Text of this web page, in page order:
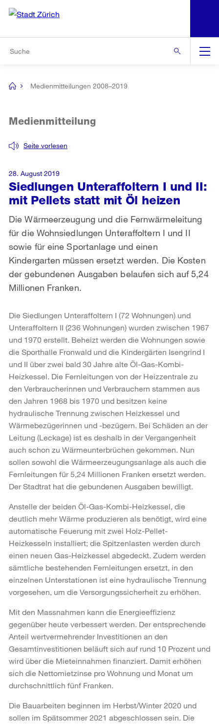
Navigation
[no
Medienmitteilungen 2008–2019
Siedlungen Unteraffoltern I und II:
mit Pellets statt mit Öl heizen
Seite vorlesen
Medienmitteilung
Die Wärmeerzeugung und die Fernwärmeleitung
für die Wohnsiedlungen Unteraffoltern I und II
sowie für eine Sportanlage und einen
Kindergarten müssen ersetzt werden. Die Kosten
der gebundenen Ausgaben belaufen sich auf 5,24
Millionen Franken.
28. August 2019
Die Siedlungen Unteraffoltern I (72 Wohnungen) und
Unteraffoltern II (236 Wohnungen) wurden zwischen 1967
und 1970 erstellt. Beheizt werden die Wohnungen sowie
die Sporthalle Fronwald und die Kindergärten Isengrind I
und II über zwei bald 30 Jahre alte Öl-Gas-Kombi-
Heizkessel. Die Fernleitungen von der Heizzentrale zu
den Verbraucherinnen und Verbrauchern stammen aus
den Jahren 1968 bis 1970 und besitzen keine
hydraulische Trennung zwischen Heizkessel und
Wärmebezügerinnen und -bezügern. Bei Schäden an der
Leitung (Leckage) ist es deshalb in der Vergangenheit
auch schon zu Wärmeunterbrüchen gekommen. Nun
sollen sowohl die Wärmeerzeugungsanlage als auch die
Fernleitungen für 5,24 Millionen Franken ersetzt werden.
Der Stadtrat hat die gebundenen Ausgaben bewilligt.
Anstelle der beiden Öl-Gas-Kombi-Heizkessel, die
deutlich mehr Wärme produzieren als benötigt, wird eine
automatische Feuerung mit zwei Holz-Pellet-
Heizkesseln installiert; die Spitzenlasten werden durch
einen neuen Gas-Heizkessel abgedeckt. Zudem werden
sämtliche bestehenden Fernleitungen ersetzt, in den
einzelnen Unterstationen ist eine hydraulische Trennung
vorgesehen, um die Versorgungssicherheit zu erhöhen.
Mit den Massnahmen kann die Energieeffizienz
gegenüber heute verbessert werden. Der entsprechende
Anteil wertvermehrender Investitionen an den
Gesamtinvestitionen beläuft sich auf rund 10 Prozent und
wird über die Mieteinnahmen finanziert. Damit erhöhen
sich die Nettomietzinse pro Wohnung und Monat um
durchschnittlich fünf Franken.
Die Bauarbeiten beginnen im Herbst/Winter 2020 und
sollen im Spätsommer 2021 abgeschlossen sein. Die